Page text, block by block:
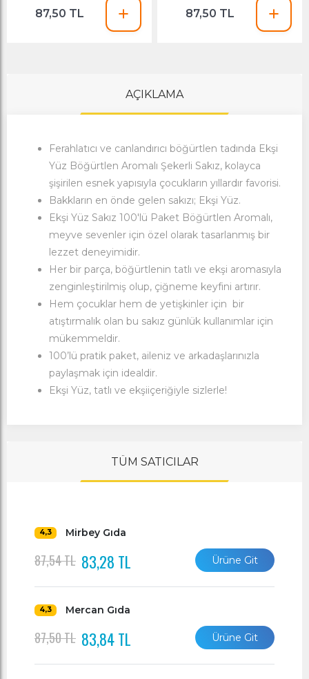
87,50 TL 87,50 TL
AÇIKLAMA
Ferahlatıcı ve canlandırıcı böğürtlen tadında Ekşi
Yüz Böğürtlen Aromalı Şekerli Sakız, kolayca
şişirilen esnek yapısıyla çocukların yıllardır favorisi.
Bakkların en önde gelen sakızı; Ekşi Yüz.
Ekşi Yüz Sakız 100'lü Paket Böğürtlen Aromalı,
meyve sevenler için özel olarak tasarlanmış bir
lezzet deneyimidir.
Her bir parça, böğürtlenin tatlı ve ekşi aromasıyla
zenginleştirilmiş olup, çiğneme keyfini artırır.
Hem çocuklar hem de yetişkinler için bir
atıştırmalık olan bu sakız günlük kullanımlar için
mükemmeldir.
100’lü pratik paket, aileniz ve arkadaşlarınızla
paylaşmak için idealdir.
Ekşi Yüz, tatlı ve ekşiiçeriğiyle sizlerle!
TÜM SATICILAR
4,3 Mirbey Gıda
87,54 TL 83,28 TL Ürüne Git
4,3 Mercan Gıda
87,50 TL 83,84 TL Ürüne Git